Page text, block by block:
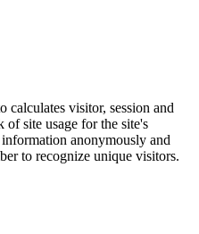
calculates visitor, session and
of site usage for the site's
anonymously and
to recognize unique visitors.